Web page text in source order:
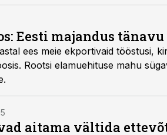
Eesti majandus
ees meie ekportivaid tööstusi,
Rootsi elamuehituse mahu
aitama vältida